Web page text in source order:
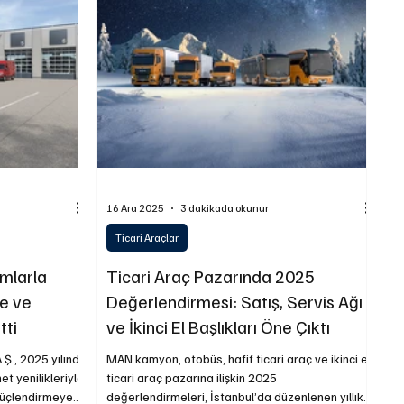
Yetkili Servis Hizmetleri İkinci El Otomobil
ve
2025 yılında
yenilikleriyle
Ticari Araç Pazarında 2025
Değerlendirmesi: Satış, Servis Ağı
ve İkinci El Başlıkları Öne Çıktı
MAN kamyon, otobüs, hafif ticari araç ve ikinci el
ticari araç pazarına ilişkin 2025
değerlendirmeleri, İstanbul’da düzenlenen yıllık
Ticari Araçlar
16 Ara 2025 3 dakikada okunur